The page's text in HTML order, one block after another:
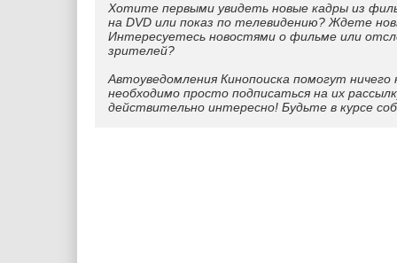
Хотите первыми увидеть новые кадры из
на DVD или показ по телевидению? Ждете
Интересуетесь новостями о фильме или
зрителей?
Автоуведомления Кинопоиска помогут
необходимо просто подписаться на их
действительно интересно! Будьте в курсе